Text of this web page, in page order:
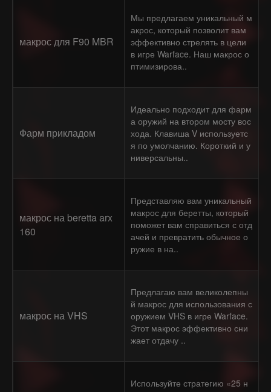
макрос для F90 MBR
Мы предлагаем уникальный м
акрос, который позволит вам
эффективно стрелять в цели
в игре Warface. Наш макрос о
птимизирова..
Фарм прикладом
Идеально подходит для фарм
а оружий на втором мосту вос
хода. Клавиша V используетс
я по умолчанию. Короткий и у
ниверсальны..
макрос на beretta arx
160
Представляю вам уникальный
макрос для беретты, который
поможет вам справиться с отд
ачей и превратить обычное о
ружие в на..
макрос на VHS
Предлагаю вам великолепны
й макрос для использования с
оружием VHS в игре Warface.
Этот макрос эффективно сни
жает отдачу ..
Используйте стратегию «25 н